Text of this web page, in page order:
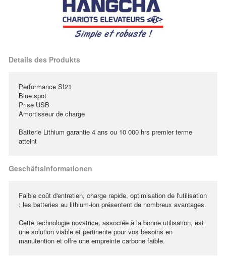
Details des Produkts
Performance SI21
Blue spot
Prise USB
Amortisseur de charge
Batterie Lithium garantie 4 ans ou 10 000 hrs premier terme
atteint
Geschäftsinformationen
Faible coût d'entretien, charge rapide, optimisation de l'utilisation
: les batteries au lithium-ion présentent de nombreux avantages.
Cette technologie novatrice, associée à la bonne utilisation, est
une solution viable et pertinente pour vos besoins en
manutention et offre une empreinte carbone faible.